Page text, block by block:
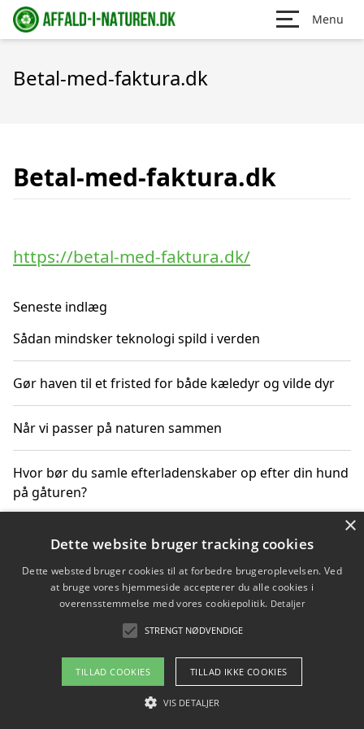
Menu
Betal-med-faktura.dk
Betal-med-faktura.dk
https://betal-med-faktura.dk/
Seneste indlæg
Sådan mindsker teknologi spild i verden
Gør haven til et fristed for både kæledyr og vilde dyr
Når vi passer på naturen sammen
Hvor bør du samle efterladenskaber op efter din hund
på gåturen?
Sådan rydder du effektivt op efter et stort event
Copyright 2026 - Pilanto Aps
Om / kontakt
Blog Betingelser
×
Dette website bruger tracking cookies
Dette websted bruger cookies til at forbedre brugeroplevelsen. Ved
at bruge vores hjemmeside accepterer du alle cookies i
overensstemmelse med vores cookiepolitik. Detaljer
STRENGT NØDVENDIGE
TILLAD COOKIES TILLAD IKKE COOKIES
VIS DETALJER